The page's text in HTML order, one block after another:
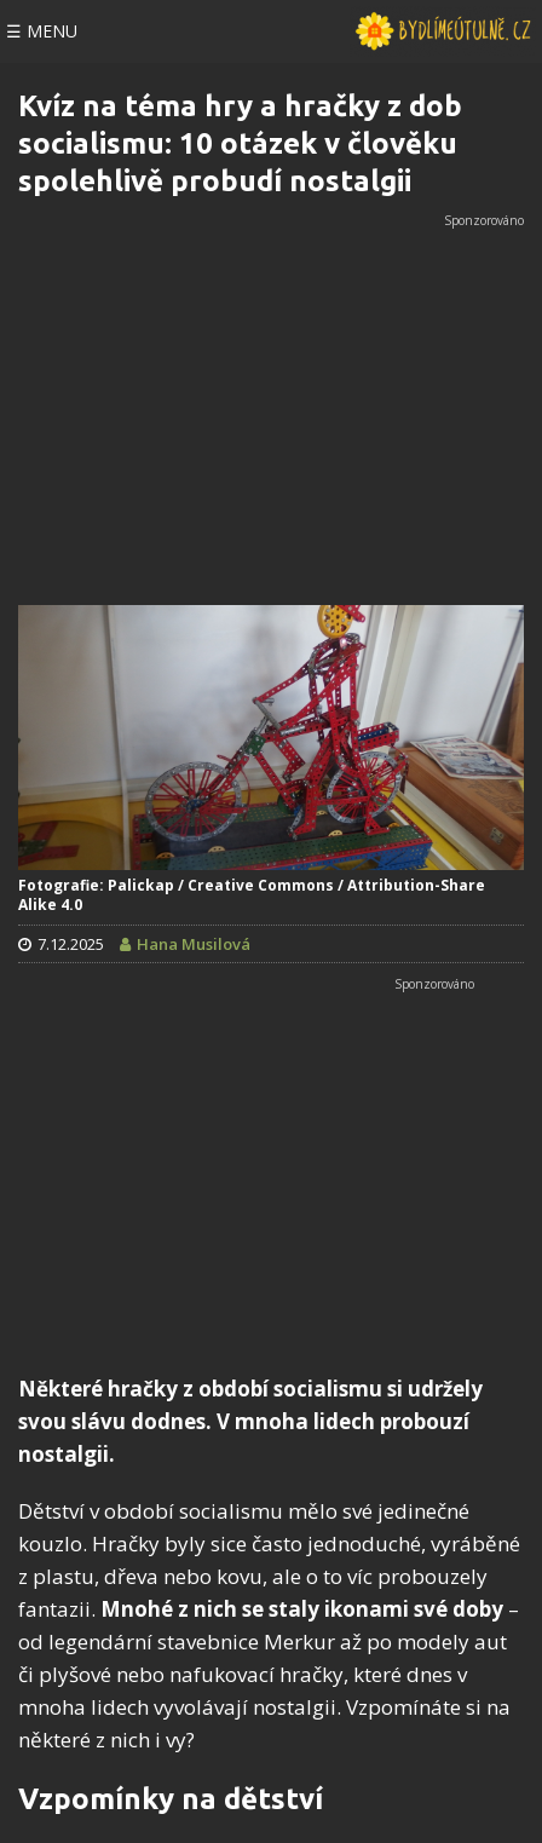
☰ MENU
Kvíz na téma hry a hračky z dob
socialismu: 10 otázek v člověku
spolehlivě probudí nostalgii
Fotografie: Palickap / Creative Commons / Attribution-Share
Alike 4.0
7.12.2025 Hana Musilová
Některé hračky z období socialismu si udržely
svou slávu dodnes. V mnoha lidech probouzí
nostalgii.
Dětství v období socialismu mělo své jedinečné
kouzlo. Hračky byly sice často jednoduché, vyráběné
z plastu, dřeva nebo kovu, ale o to víc probouzely
fantazii. Mnohé z nich se staly ikonami své doby –
od legendární stavebnice Merkur až po modely aut
či plyšové nebo nafukovací hračky, které dnes v
mnoha lidech vyvolávají nostalgii. Vzpomínáte si na
některé z nich i vy?
Vzpomínky na dětství